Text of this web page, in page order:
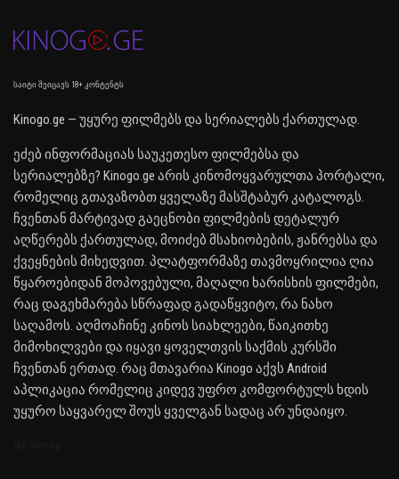
საიტი შეიცავს 18+ კონტენტს
Kinogo.ge — უყურე ფილმებს და სერიალებს ქართულად.
ეძებ ინფორმაციას საუკეთესო ფილმებსა და
სერიალებზე? Kinogo.ge არის კინომოყვარულთა პორტალი,
რომელიც გთავაზობთ ყველაზე მასშტაბურ კატალოგს.
ჩვენთან მარტივად გაეცნობი ფილმების დეტალურ
აღწერებს ქართულად, მოიძებ მსახიობების, ჟანრებსა და
ქვეყნების მიხედვით. პლატფორმაზე თავმოყრილია ღია
წყაროებიდან მოპოვებული, მაღალი ხარისხის ფილმები,
რაც დაგეხმარება სწრაფად გადაწყვიტო, რა ნახო
საღამოს. აღმოაჩინე კინოს სიახლეები, წაიკითხე
მიმოხილვები და იყავი ყოველთვის საქმის კურსში
ჩვენთან ერთად. რაც მთავარია Kinogo აქვს Android
აპლიკაცია რომელიც კიდევ უფრო კომფორტულს ხდის
უყურო საყვარელ შოუს ყველგან სადაც არ უნდაიყო.